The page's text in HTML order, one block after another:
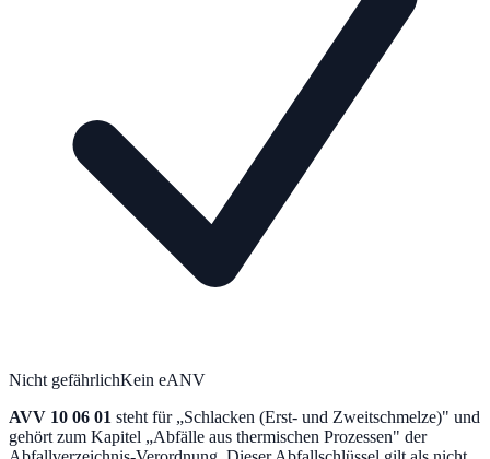
Nicht gefährlichKein eANV
AVV 10 06 01 steht für „Schlacken (Erst- und Zweitschmelze)" und
gehört zum Kapitel „Abfälle aus thermischen Prozessen" der